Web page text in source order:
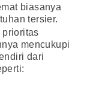
biasanya
tersier.
prioritas
mencukupi
dari